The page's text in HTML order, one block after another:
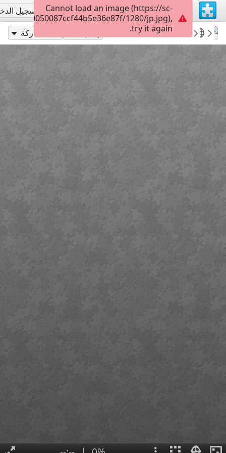
تسجيل الاشتراك تسجيل
Arianix
Featured
Colorful fabrics مشاركة
Cannot load an image (https://sc-
1280/jp.jpg),
try it again.